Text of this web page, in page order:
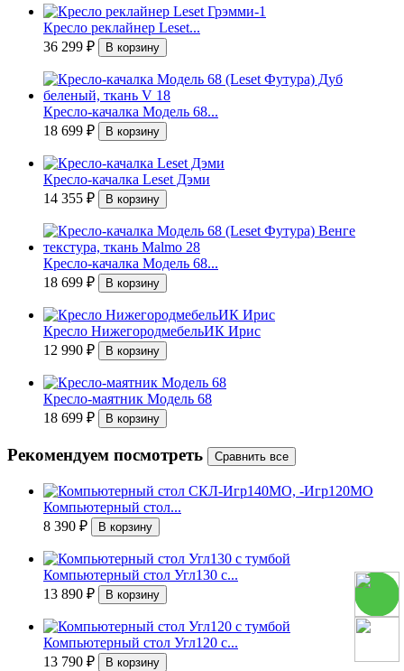
Кресло реклайнер Leset...
36 299 ₽
Кресло-качалка Модель 68...
18 699 ₽
Кресло-качалка Leset Дэми
14 355 ₽
Кресло-качалка Модель 68...
18 699 ₽
Кресло НижегородмебельИК Ирис
12 990 ₽
Кресло-маятник Модель 68
18 699 ₽
Рекомендуем посмотреть
Компьютерный стол...
8 390 ₽
Компьютерный стол Угл130 с...
13 890 ₽
Компьютерный стол Угл120 с...
13 790 ₽